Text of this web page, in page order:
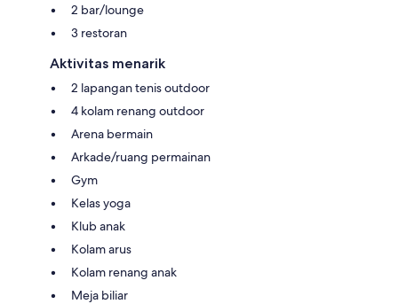
2 bar/lounge
3 restoran
Aktivitas menarik
2 lapangan tenis outdoor
4 kolam renang outdoor
Arena bermain
Arkade/ruang permainan
Gym
Kelas yoga
Klub anak
Kolam arus
Kolam renang anak
Meja biliar